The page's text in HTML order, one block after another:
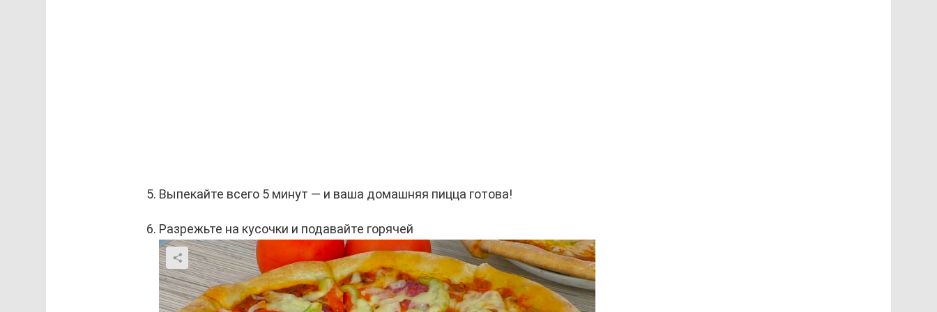
Выпекайте всего 5 минут — и ваша домашняя пицца готова!
Разрежьте на кусочки и подавайте горячей